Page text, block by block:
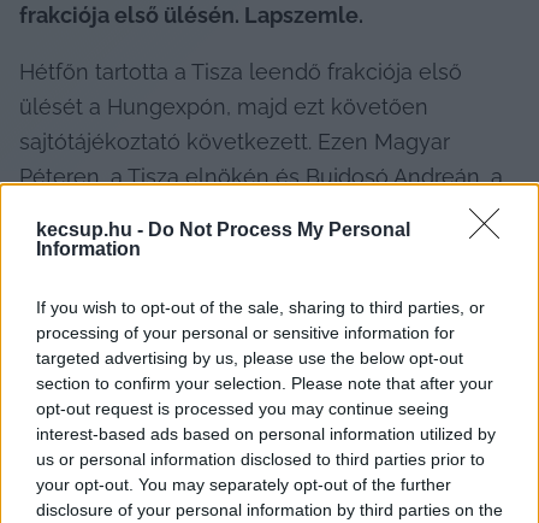
kecsup.hu - Do Not Process My Personal
Information
If you wish to opt-out of the sale, sharing to third parties, or
processing of your personal or sensitive information for
targeted advertising by us, please use the below opt-out
section to confirm your selection. Please note that after your
opt-out request is processed you may continue seeing
interest-based ads based on personal information utilized by
us or personal information disclosed to third parties prior to
your opt-out. You may separately opt-out of the further
disclosure of your personal information by third parties on the
frakciója első ülésén. Lapszemle.
Hétfőn tartotta a Tisza leendő frakciója első
ülését a Hungexpón, majd ezt követően
sajtótájékoztató következett. Ezen Magyar
Péteren, a Tisza elnökén és Bujdosó Andreán, a
Forsthoffer Ágnes is, akit az Országgyűlés új
kampányfőnök.
Telex tudósításából kiderül, Magyar azt
mondta, hét minisztert be tud jelenteni: